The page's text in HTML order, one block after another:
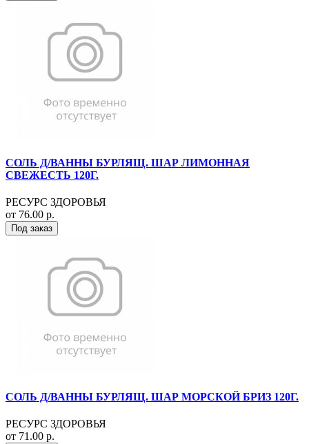
СОЛЬ Д/ВАННЫ БУРЛЯЩ. ШАР ЛИМОННАЯ
СВЕЖЕСТЬ 120Г.
РЕСУРС ЗДОРОВЬЯ
от 76.00 р.
Под заказ
СОЛЬ Д/ВАННЫ БУРЛЯЩ. ШАР МОРСКОЙ БРИЗ 120Г.
РЕСУРС ЗДОРОВЬЯ
от 71.00 р.